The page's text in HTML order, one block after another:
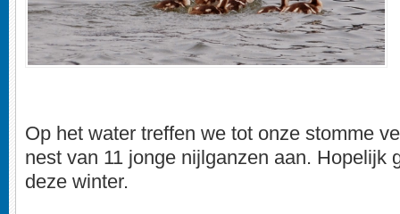
Op het water treffen we tot onze stomme
nest van 11 jonge nijlganzen aan. Hopelijk
deze winter.